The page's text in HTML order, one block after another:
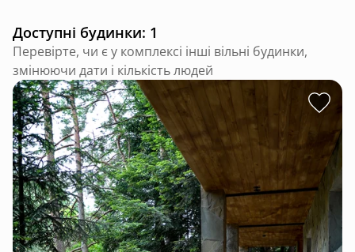
просто релакс серед природи.
Приїжджайте з друзями та сімʼєю! Створіть свої
власні незабутні миті з нами!
Доступні будинки: 1
Перевірте, чи є у комплексі інші вільні будинки,
змінюючи дати і кількість людей